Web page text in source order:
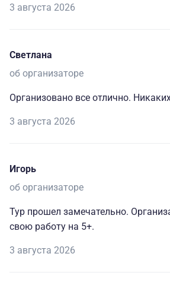
3 августа 2026
Светлана
об организаторе
Организовано все отлично.
3 августа 2026
Игорь
об организаторе
Тур прошел замечательно.
свою работу на 5+.
3 августа 2026